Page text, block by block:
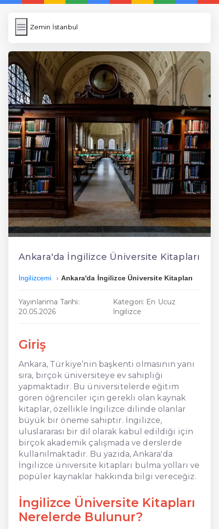
Zemin İstanbul
Zemin İstanbul
Resim Yükle
Wordpress Cache
Anasayfa
5 Günde İngilizce
İngilizce
Dil Eğitimi
En Hızlı İngilizce
En Kolay İngilizce
En Ucuz İngilizce
En Uygun İngilizce
Hızlı İngilizce
Ankara'da İngilizce Üniversite Kitapları
İngilizcemi Ankara'da İngilizce Üniversite Kitapları
Yayınlanma Tarihi:
20.05.2026
Kategori: En Ucuz
İngilizce
Giriş
Ankara, Türkiye’nin başkenti olmasının yanı
sıra, birçok üniversiteye ev sahipliği
yapmaktadır. Bu üniversitelerde eğitim
gören öğrenciler için gerekli olan kaynak
kitaplar, özellikle İngilizce dilinde olanlar
büyük bir öneme sahiptir. İngilizce,
uluslararası bir dil olarak kabul edildiği için
birçok akademik çalışmada ve derslerde
kullanılmaktadır. Bu yazıda, Ankara'da
İngilizce üniversite kitapları bulma yolları ve
popüler kaynaklar hakkında bilgi vereceğiz.
İngilizce Üniversite Kitapları
Nerelerde Bulunur?